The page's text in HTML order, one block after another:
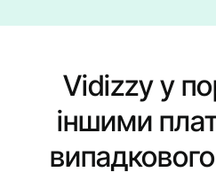
Vidizzy у
іншими